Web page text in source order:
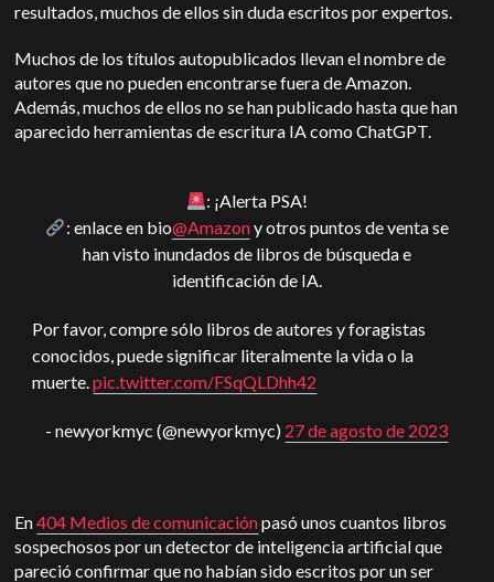
resultados, muchos de ellos sin duda escritos por expertos.
Muchos de los títulos autopublicados llevan el nombre de
autores que no pueden encontrarse fuera de Amazon.
Además, muchos de ellos no se han publicado hasta que han
aparecido herramientas de escritura IA como ChatGPT.
: ¡Alerta PSA!
: enlace en bio@Amazony otros puntos de venta se
han visto inundados de libros de búsqueda e
identificación de IA.
Por favor, compre sólo libros de autores y foragistas
conocidos, puede significar literalmente la vida o la
muerte.pic.twitter.com/FSqQLDhh42
- newyorkmyc (@newyorkmyc) 27 de agosto de 2023
En404 Medios de comunicaciónpasó unos cuantos libros
sospechosos por un detector de inteligencia artificial que
pareció confirmar que no habían sido escritos por un ser